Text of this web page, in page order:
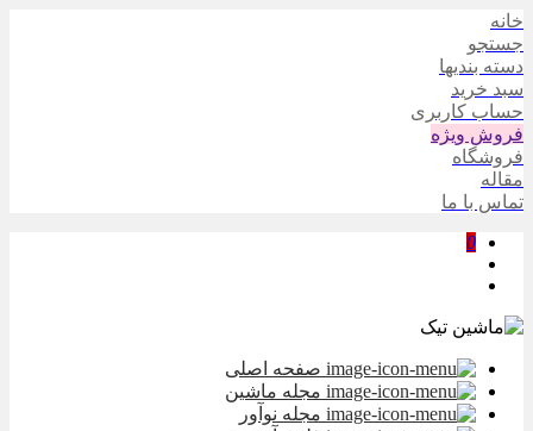
خانه
جستجو
دسته بندیها
سبد خرید
حساب کاربری
فروش ویژه
فروشگاه
مقاله
تماس با ما
0
صفحه اصلی
مجله ماشین
مجله نوآور